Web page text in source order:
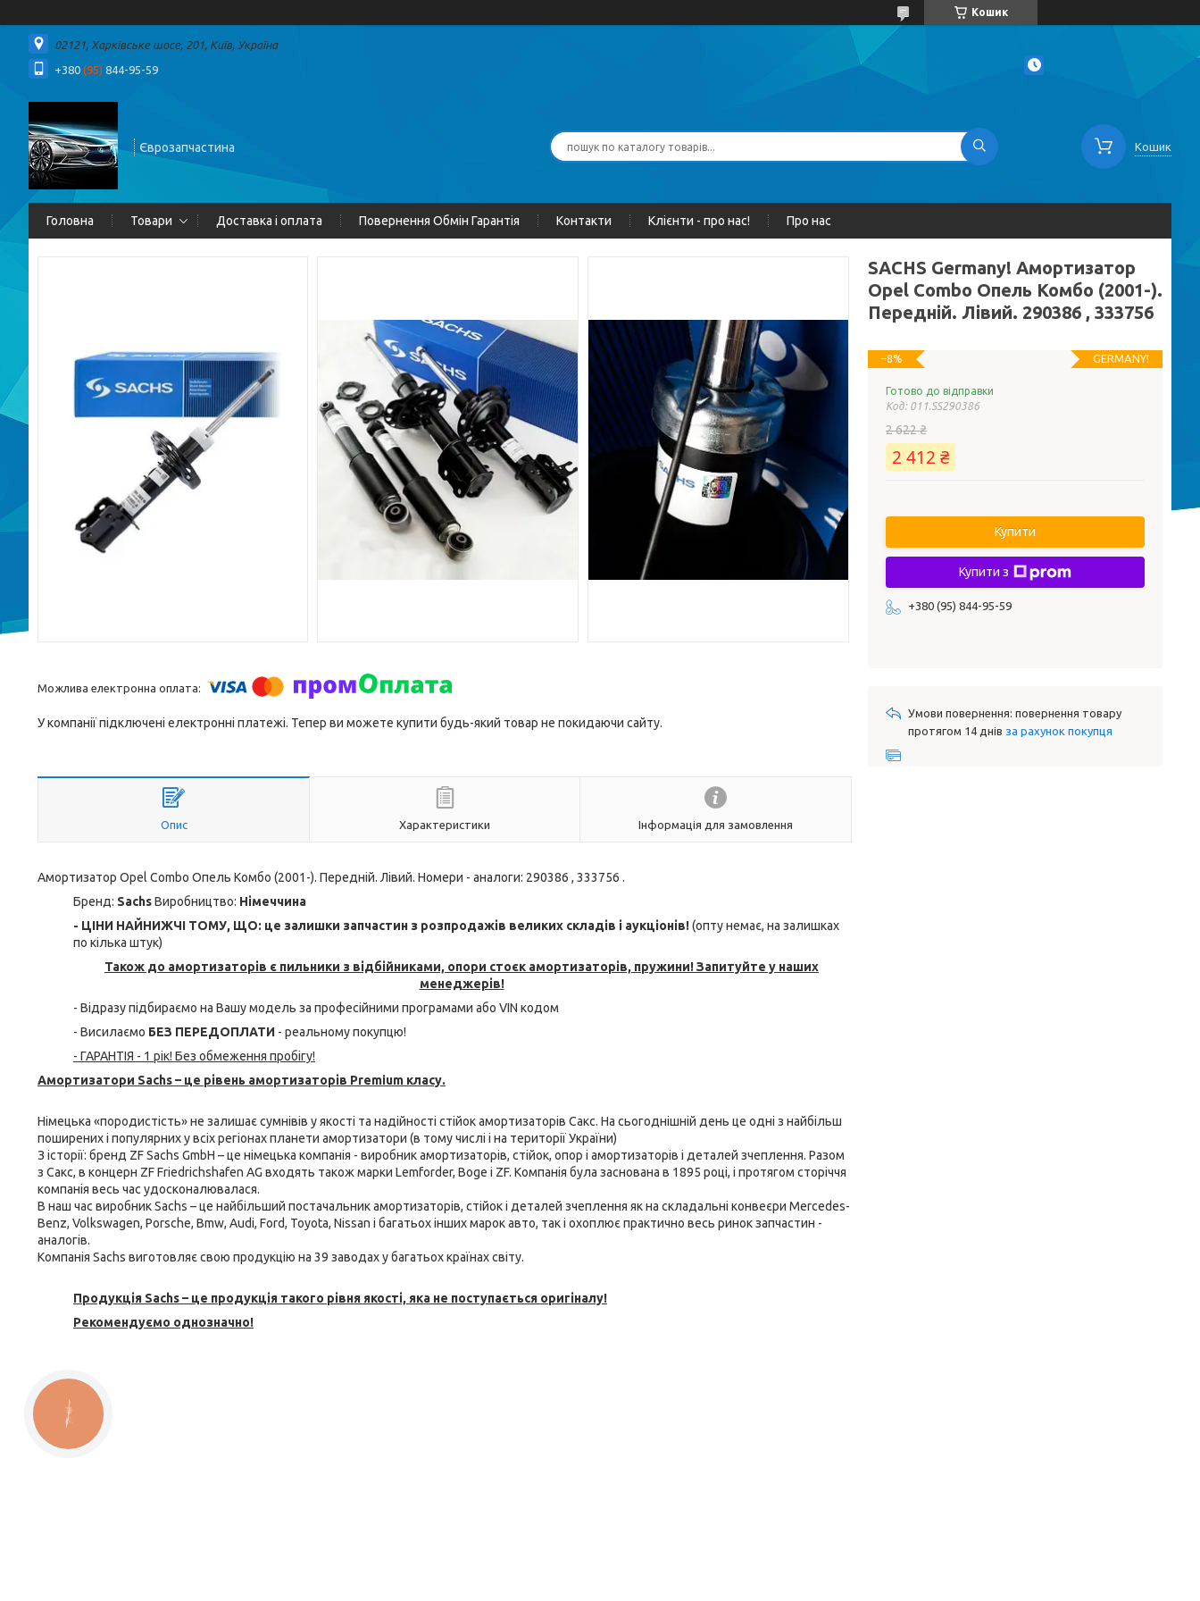
Кошик
02121, Харківське шосе, 201, Київ, Україна
+380 (95) 844-95-59
Єврозапчастина Кошик
Головна Товари Доставка і оплата Повернення Обмін Гарантія Контакти Клієнти - про нас! Про нас
У компанії підключені електронні платежі. Тепер ви можете купити будь-який товар не покидаючи сайту.
Опис Характеристики Інформація для замовлення
Амортизатор Opel Combo Опель Комбо (2001-). Передній. Лівий. Номери - аналоги: 290386 , 333756 .
Бренд: SachsВиробництво: Німеччина
- ЦІНИ НАЙНИЖЧІ ТОМУ, ЩО: це залишки запчастин з розпродажів великих складів і аукціонів!(опту немає, на залишках
по кілька штук)
Також до амортизаторів є пильники з відбійниками, опори стоєк амортизаторів, пружини! Запитуйте у наших
менеджерів!
- Відразу підбираємо на Вашу модель за професійними програмами або VIN кодом
- Висилаємо БЕЗ ПЕРЕДОПЛАТИ - реальному покупцю!
- ГАРАНТІЯ - 1 рік! Без обмеження пробігу!
Амортизатори Sachs – це рівень амортизаторів Premium класу.
Німецька «породистість» не залишає сумнівів у якості та надійності стійок амортизаторів Сакс. На сьогоднішній день це одні з найбільш
поширених і популярних у всіх регіонах планети амортизатори (в тому числі і на території України)
З історії: бренд ZF Sachs GmbH – це німецька компанія - виробник амортизаторів, стійок, опор і амортизаторів і деталей зчеплення. Разом
з Сакс, в концерн ZF Friedrichshafen AG входять також марки Lemforder, Boge і ZF. Компанія була заснована в 1895 році, і протягом сторіччя
компанія весь час удосконалювалася.
В наш час виробник Sachs – це найбільший постачальникамортизаторів, стійок і деталей зчеплення як на складальні конвеєри Mercedes-
Benz, Volkswagen, Porsche, Bmw, Audi, Ford, Toyota, Nissan і багатьох інших марок авто, так і охоплює практично весь ринок запчастин -
аналогів.
Компанія Sachs виготовляє свою продукцію на 39 заводах у багатьох країнах світу.
Продукція Sachs – це продукція такого рівня якості, яка не поступається оригіналу!
Рекомендуємо однозначно!
SACHS Germany! Амортизатор
Opel Combo Опель Комбо (2001-).
Передній. Лівий. 290386 , 333756
GERMANY!
–8%
Готово до відправки
Код: 011.SS290386
2 622 ₴
2 412 ₴
Купити
Купити з
+380 (95) 844-95-59
повернення товару
протягом 14 днів за рахунок покупця
КНОПКА
ЗВ'ЯЗКУ